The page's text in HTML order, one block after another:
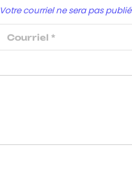
Votre courriel ne sera pas publié